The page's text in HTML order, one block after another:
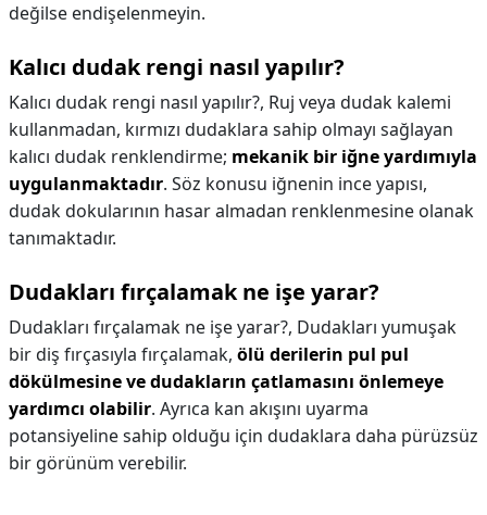
değilse endişelenmeyin.
Kalıcı dudak rengi nasıl yapılır?
Kalıcı dudak rengi nasıl yapılır?, Ruj veya dudak kalemi
kullanmadan, kırmızı dudaklara sahip olmayı sağlayan
kalıcı dudak renklendirme; mekanik bir iğne yardımıyla
uygulanmaktadır. Söz konusu iğnenin ince yapısı,
dudak dokularının hasar almadan renklenmesine olanak
tanımaktadır.
Dudakları fırçalamak ne işe yarar?
Dudakları fırçalamak ne işe yarar?, Dudakları yumuşak
bir diş fırçasıyla fırçalamak, ölü derilerin pul pul
dökülmesine ve dudakların çatlamasını önlemeye
yardımcı olabilir. Ayrıca kan akışını uyarma
potansiyeline sahip olduğu için dudaklara daha pürüzsüz
bir görünüm verebilir.